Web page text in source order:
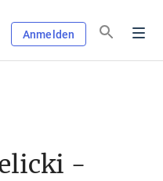
Anmelden
-